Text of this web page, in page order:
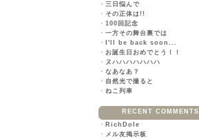
・ 三日悩んで
・ その正体は!!
・ 100回記念
・ 一方その舞台裏では
・
I'll be back soon...
・ お誕生日おめでとう！！
・ ヌハハハハハハハ
・ なあなあ？
・ 自然光で撮ると
・ ねこ列車
RECENT COMMENTS
・ RichDole
・ メル友掲示板